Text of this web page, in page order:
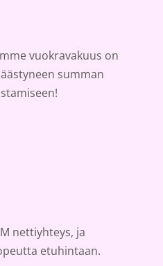
vuokravakuus on
summan
nettiyhteys, ja
etuhintaan.